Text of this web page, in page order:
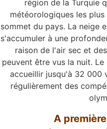
région de la Turquie
météorologiques les
sommet du pays. La neige
s'accumuler à une
raison de l'air sec et
peuvent être vus la nuit.
accueillir jusqu'à 32 000
régulièrement des
A